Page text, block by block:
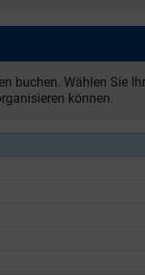
Wählen Sie
können.